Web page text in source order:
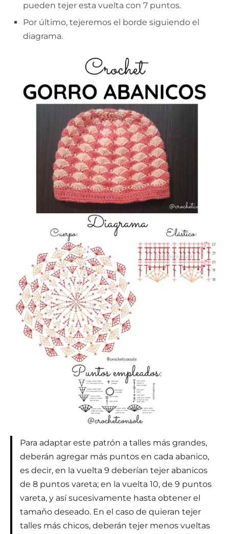
pueden tejer esta vuelta con 7 puntos.
Por último, tejeremos el borde siguiendo el
diagrama.
Para adaptar este patrón a talles más grandes,
deberán agregar más puntos en cada abanico,
es decir, en la vuelta 9 deberían tejer abanicos
de 8 puntos vareta; en la vuelta 10, de 9 puntos
vareta, y así sucesivamente hasta obtener el
tamaño deseado. En el caso de quieran tejer
talles más chicos, deberán tejer menos vueltas